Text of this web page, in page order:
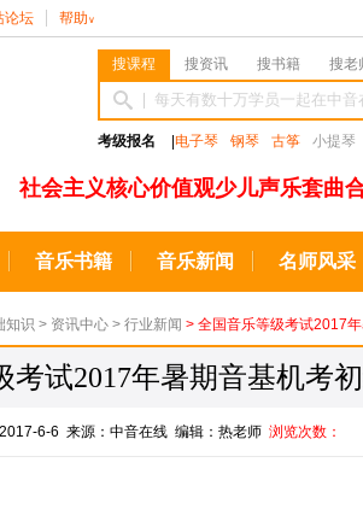
论坛 帮助 ∨
搜课程 搜资讯 搜书籍 搜老
考级报名 电子琴 钢琴 古筝 小提琴
社会主义核心价值观少儿声乐套曲
音乐书籍 音乐新闻 名师风采
知识 > 资讯中心 > 行业新闻 > 全国音乐等级考试2017
考试2017年暑期音基机考
6-6 来源：中音在线 编辑：热老师 浏览次数：